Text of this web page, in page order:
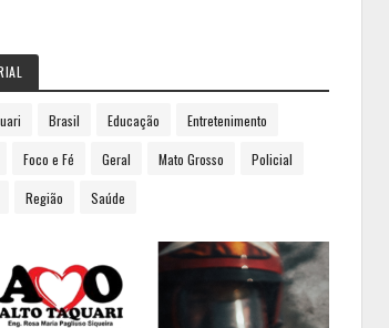
Brasil Educação Entretenimento
Foco e Fé Geral Mato Grosso Policial
Região Saúde